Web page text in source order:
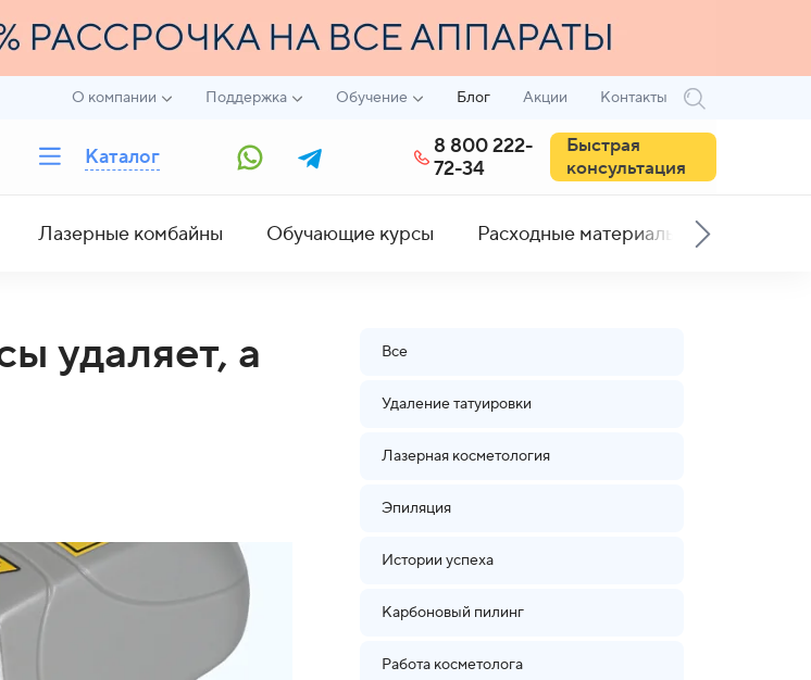
О компании Поддержка Обучение Блог Акции Контакты
Каталог
8 800 222-
72-34
Быстрая
консультация
Лазерные комбайны Обучающие курсы Расходные материалы
удаляет, а
Все
Удаление татуировки
Лазерная косметология
Эпиляция
Истории успеха
Карбоновый пилинг
Работа косметолога